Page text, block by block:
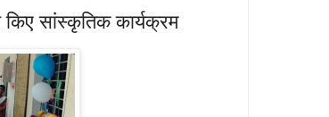
सांस्कृतिक कार्यक्रम